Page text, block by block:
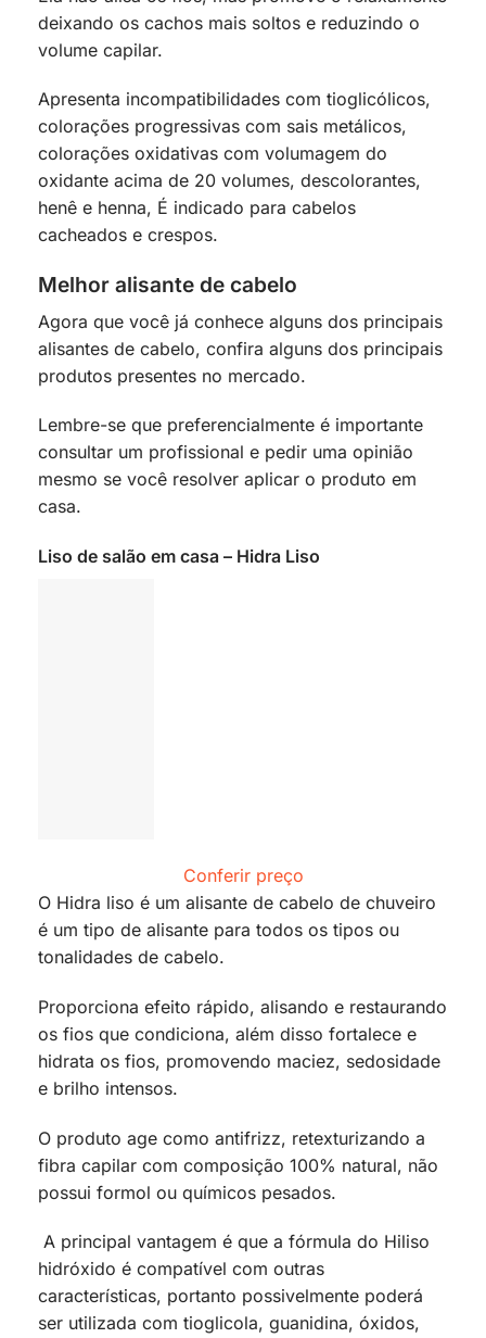
deixando os cachos mais soltos e reduzindo o
volume capilar.
Apresenta incompatibilidades com tioglicólicos,
colorações progressivas com sais metálicos,
colorações oxidativas com volumagem do
oxidante acima de 20 volumes, descolorantes,
henê e henna, É indicado para cabelos
cacheados e crespos.
Melhor alisante de cabelo
Agora que você já conhece alguns dos principais
alisantes de cabelo, confira alguns dos principais
produtos presentes no mercado.
Lembre-se que preferencialmente é importante
consultar um profissional e pedir uma opinião
mesmo se você resolver aplicar o produto em
casa.
Liso de salão em casa – Hidra Liso
Conferir preço
O Hidra liso é um alisante de cabelo de chuveiro
é um tipo de alisante para todos os tipos ou
tonalidades de cabelo.
Proporciona efeito rápido, alisando e restaurando
os fios que condiciona, além disso fortalece e
hidrata os fios, promovendo maciez, sedosidade
e brilho intensos.
O produto age como antifrizz, retexturizando a
fibra capilar com composição 100% natural, não
possui formol ou químicos pesados.
A principal vantagem é que a fórmula do Hiliso
hidróxido é compatível com outras
características, portanto possivelmente poderá
ser utilizada com tioglicola, guanidina, óxidos,